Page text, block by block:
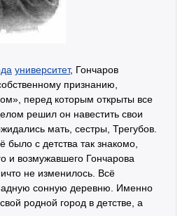
университет, Гончаров
признанию,
перед которым открыты все
решил он навестить свои
мать, сестры, Трегубов.
было с детства так знакомо,
и возмужавшего Гончарова
не изменилось. Всё
сонную деревню. Именно
родной город в детстве, а